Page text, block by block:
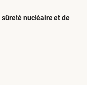
sûreté nucléaire et de